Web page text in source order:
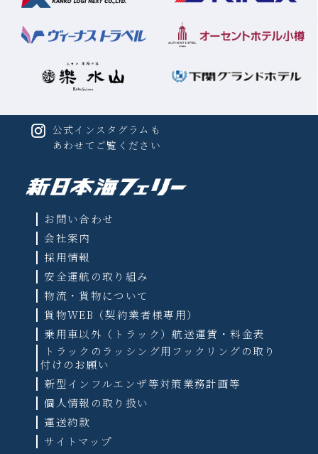
お問い合わせ
会社案内
採用情報
安全運航の取り組み
物流・貨物について
貨物WEB（契約業者様専用）
乗用車以外（トラック）航送運賃・料金表
トラックのラッシング用フックリングの取り
付けのお願い
新型インフルエンザ等対策業務計画等
個人情報の取り扱い
運送約款
サイトマップ
公式インスタグラムも
あわせてご覧ください